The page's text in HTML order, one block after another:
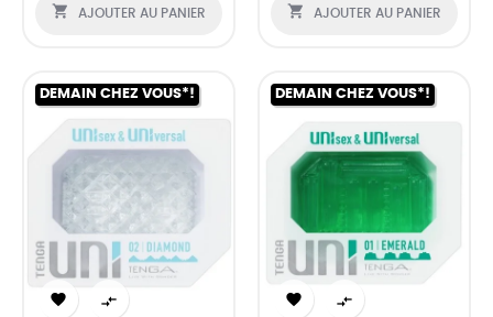
 AJOUTER AU PANIER  AJOUTER AU PANIER
DEMAIN CHEZ VOUS*!
 
DEMAIN CHEZ VOUS*!
 